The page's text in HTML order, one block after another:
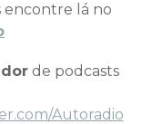
encontre lá no
de podcasts
Autoradio